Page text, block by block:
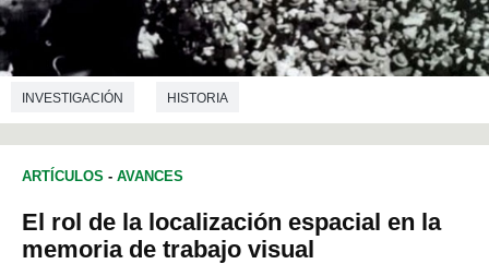
INVESTIGACIÓN HISTORIA
ARTÍCULOS - AVANCES
El rol de la localización espacial en la
memoria de trabajo visual